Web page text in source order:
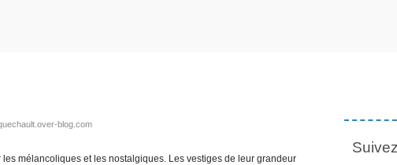
blog.com
mélancoliques et les nostalgiques. Les vestiges de leur grandeur